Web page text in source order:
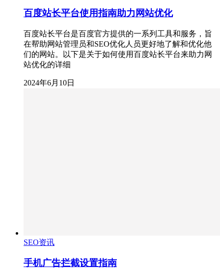
百度站长平台使用指南助力网站优化
百度站长平台是百度官方提供的一系列工具和服务，旨
在帮助网站管理员和SEO优化人员更好地了解和优化他
们的网站。以下是关于如何使用百度站长平台来助力网
站优化的详细
2024年6月10日
SEO资讯
手机广告拦截设置指南